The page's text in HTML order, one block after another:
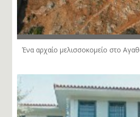
Ένα αρχαίο μελισσοκομείο στο